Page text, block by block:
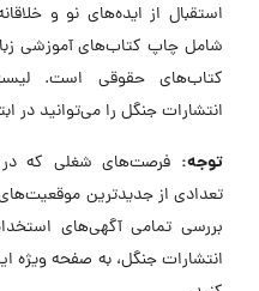
استقبال از ایده‌های نو و
شامل چاپ کتاب‌های آموزشی
کتاب‌های حقوقی است.
انتشارات جنگل را می‌توانید در
توجه: فرصت‌های شغلی که در
تعدادی از جدیدترین
بررسی تمامی آگهی‌های
انتشارات جنگل، به صفحه